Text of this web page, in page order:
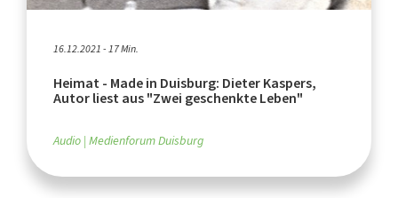
16.12.2021 - 17 Min.
Heimat - Made in Duisburg: Dieter Kaspers,
Autor liest aus "Zwei geschenkte Leben"
Audio Medienforum Duisburg